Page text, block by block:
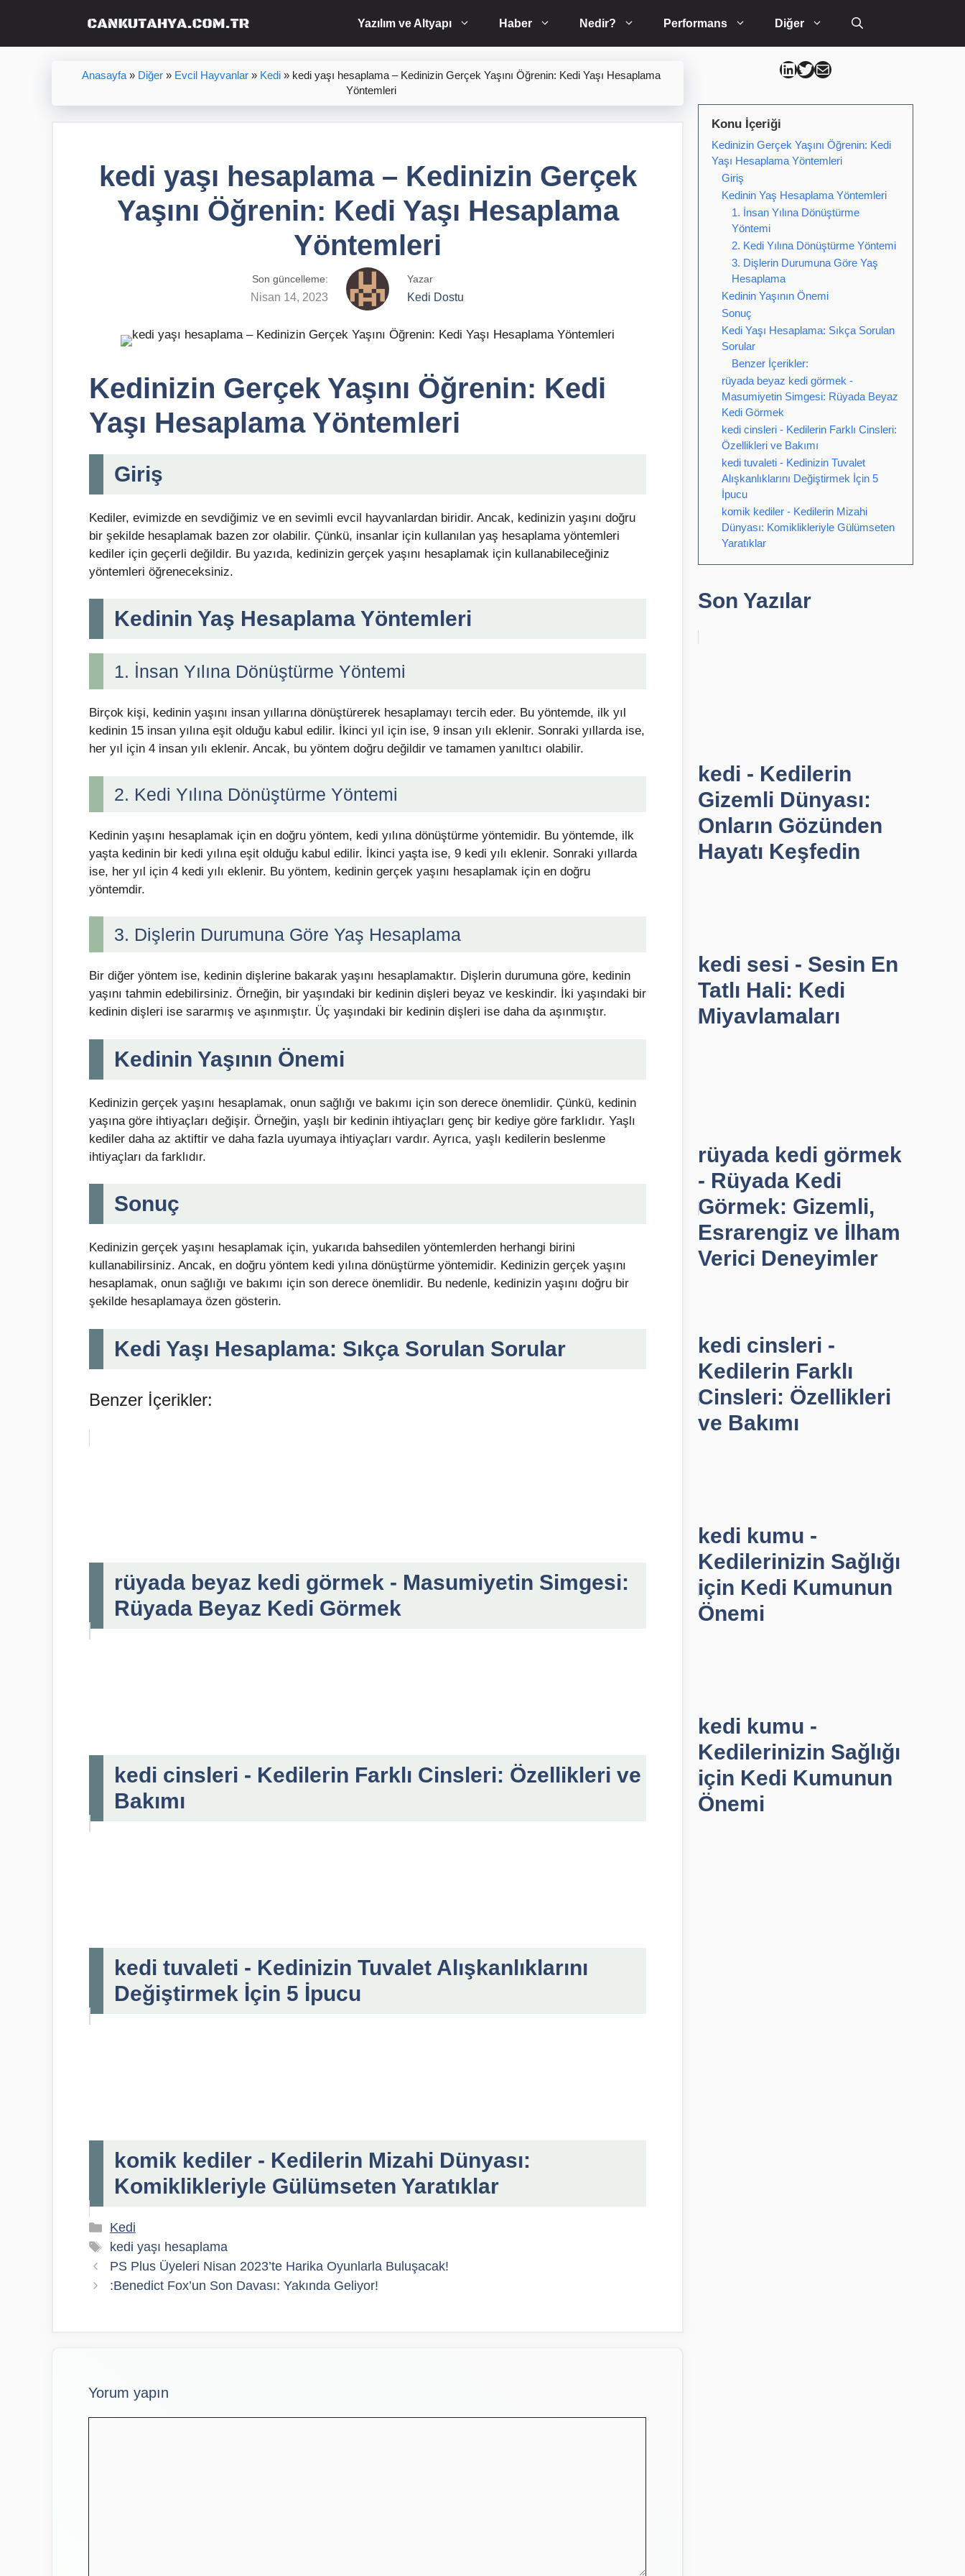
Yazılım ve Altyapı Haber Nedir? Performans Diğer
Anasayfa » Diğer » Evcil Hayvanlar » Kedi » kedi yaşı hesaplama – Kedinizin Gerçek Yaşını Öğrenin: Kedi Yaşı Hesaplama
Yöntemleri
kedi yaşı hesaplama – Kedinizin Gerçek
Yaşını Öğrenin: Kedi Yaşı Hesaplama
Yöntemleri
Son güncelleme:
Nisan 14, 2023
Yazar
Kedi Dostu
Kedinizin Gerçek Yaşını Öğrenin: Kedi
Yaşı Hesaplama Yöntemleri
Giriş
Kediler, evimizde en sevdiğimiz ve en sevimli evcil hayvanlardan biridir. Ancak, kedinizin yaşını doğru
bir şekilde hesaplamak bazen zor olabilir. Çünkü, insanlar için kullanılan yaş hesaplama yöntemleri
kediler için geçerli değildir. Bu yazıda, kedinizin gerçek yaşını hesaplamak için kullanabileceğiniz
yöntemleri öğreneceksiniz.
Kedinin Yaş Hesaplama Yöntemleri
1. İnsan Yılına Dönüştürme Yöntemi
Birçok kişi, kedinin yaşını insan yıllarına dönüştürerek hesaplamayı tercih eder. Bu yöntemde, ilk yıl
kedinin 15 insan yılına eşit olduğu kabul edilir. İkinci yıl için ise, 9 insan yılı eklenir. Sonraki yıllarda ise,
her yıl için 4 insan yılı eklenir. Ancak, bu yöntem doğru değildir ve tamamen yanıltıcı olabilir.
2. Kedi Yılına Dönüştürme Yöntemi
Kedinin yaşını hesaplamak için en doğru yöntem, kedi yılına dönüştürme yöntemidir. Bu yöntemde, ilk
yaşta kedinin bir kedi yılına eşit olduğu kabul edilir. İkinci yaşta ise, 9 kedi yılı eklenir. Sonraki yıllarda
ise, her yıl için 4 kedi yılı eklenir. Bu yöntem, kedinin gerçek yaşını hesaplamak için en doğru
yöntemdir.
3. Dişlerin Durumuna Göre Yaş Hesaplama
Bir diğer yöntem ise, kedinin dişlerine bakarak yaşını hesaplamaktır. Dişlerin durumuna göre, kedinin
yaşını tahmin edebilirsiniz. Örneğin, bir yaşındaki bir kedinin dişleri beyaz ve keskindir. İki yaşındaki bir
kedinin dişleri ise sararmış ve aşınmıştır. Üç yaşındaki bir kedinin dişleri ise daha da aşınmıştır.
Kedinin Yaşının Önemi
Kedinizin gerçek yaşını hesaplamak, onun sağlığı ve bakımı için son derece önemlidir. Çünkü, kedinin
yaşına göre ihtiyaçları değişir. Örneğin, yaşlı bir kedinin ihtiyaçları genç bir kediye göre farklıdır. Yaşlı
kediler daha az aktiftir ve daha fazla uyumaya ihtiyaçları vardır. Ayrıca, yaşlı kedilerin beslenme
ihtiyaçları da farklıdır.
Sonuç
Kedinizin gerçek yaşını hesaplamak için, yukarıda bahsedilen yöntemlerden herhangi birini
kullanabilirsiniz. Ancak, en doğru yöntem kedi yılına dönüştürme yöntemidir. Kedinizin gerçek yaşını
hesaplamak, onun sağlığı ve bakımı için son derece önemlidir. Bu nedenle, kedinizin yaşını doğru bir
şekilde hesaplamaya özen gösterin.
Kedi Yaşı Hesaplama: Sıkça Sorulan Sorular
Benzer İçerikler:
rüyada beyaz kedi görmek - Masumiyetin Simgesi:
Rüyada Beyaz Kedi Görmek
kedi cinsleri - Kedilerin Farklı Cinsleri: Özellikleri ve
Bakımı
kedi tuvaleti - Kedinizin Tuvalet Alışkanlıklarını
Değiştirmek İçin 5 İpucu
komik kediler - Kedilerin Mizahi Dünyası:
Komiklikleriyle Gülümseten Yaratıklar
Kategoriler
Kedi
Etiketler
kedi yaşı hesaplama
PS Plus Üyeleri Nisan 2023’te Harika Oyunlarla Buluşacak!
:Benedict Fox’un Son Davası: Yakında Geliyor!
Yorum yapın
Can Kütahya Linkedin
Can Kütahya Twitter
Can Kütahya Mail
Konu İçeriği
Kedinizin Gerçek Yaşını Öğrenin: Kedi
Yaşı Hesaplama Yöntemleri
Giriş
Kedinin Yaş Hesaplama Yöntemleri
1. İnsan Yılına Dönüştürme
Yöntemi
2. Kedi Yılına Dönüştürme Yöntemi
3. Dişlerin Durumuna Göre Yaş
Hesaplama
Kedinin Yaşının Önemi
Sonuç
Kedi Yaşı Hesaplama: Sıkça Sorulan
Sorular
Benzer İçerikler:
rüyada beyaz kedi görmek -
Masumiyetin Simgesi: Rüyada Beyaz
Kedi Görmek
kedi cinsleri - Kedilerin Farklı Cinsleri:
Özellikleri ve Bakımı
kedi tuvaleti - Kedinizin Tuvalet
Alışkanlıklarını Değiştirmek İçin 5
İpucu
komik kediler - Kedilerin Mizahi
Dünyası: Komiklikleriyle Gülümseten
Yaratıklar
Son Yazılar
kedi - Kedilerin
Gizemli Dünyası:
Onların Gözünden
Hayatı Keşfedin
kedi sesi - Sesin En
Tatlı Hali: Kedi
Miyavlamaları
rüyada kedi görmek
- Rüyada Kedi
Görmek: Gizemli,
Esrarengiz ve İlham
Verici Deneyimler
kedi cinsleri -
Kedilerin Farklı
Cinsleri: Özellikleri
ve Bakımı
kedi kumu -
Kedilerinizin Sağlığı
için Kedi Kumunun
Önemi
kedi kumu -
Kedilerinizin Sağlığı
için Kedi Kumunun
Önemi